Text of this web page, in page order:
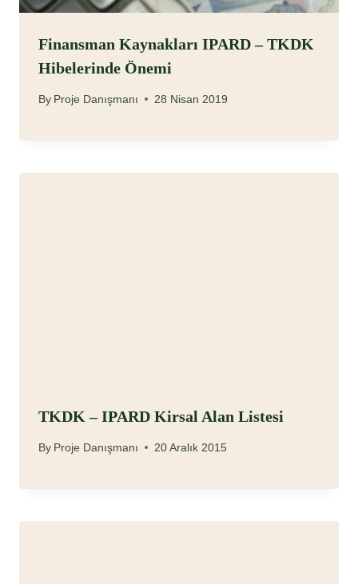
Finansman Kaynakları IPARD – TKDK
Hibelerinde Önemi
By Proje Danışmanı 28 Nisan 2019
TKDK – IPARD Kirsal Alan Listesi
By Proje Danışmanı 20 Aralık 2015